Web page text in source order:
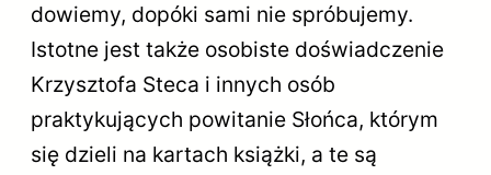
dowiemy, dopóki sami nie spróbujemy.
Istotne jest także osobiste doświadczenie
Krzysztofa Steca i innych osób
praktykujących powitanie Słońca, którym
się dzieli na kartach książki, a te są